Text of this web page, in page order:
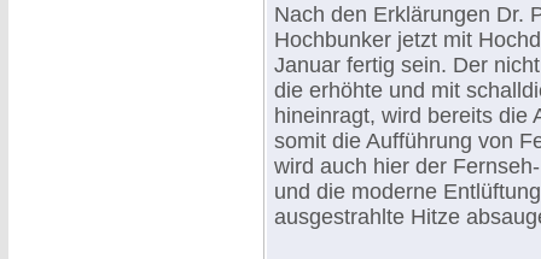
Nach den Erklärungen Dr.
Hochbunker jetzt mit
Januar fertig sein. Der
die erhöhte und mit
hineinragt, wird bereits die
somit die Aufführung von
wird auch hier der
und die moderne
ausgestrahlte Hitze